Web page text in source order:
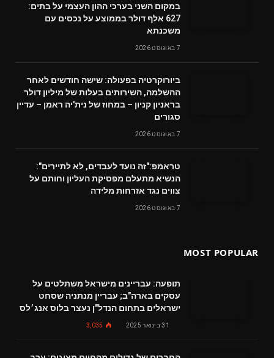
במקום השני בערכי ההון העצמי על בתים:
627 אלף דולר בממוצע על נכסים עם
משכנתא
7 באוגוסט 2026
ביורוקרטיה בפעולה: שישה חודשים לאחר
ההשלמה, השירותים בעלות של מיליון דולר
בראניון קניון – במחוז של נית'יה ראמן – עדיין
סגורים
7 באוגוסט 2026
טראמפ:"זה נועד לעבדים, לא לתיירים":
הנשיא מתעלם מפסיקת העליון וחותם על
צווים נגד אזרחות מלידה
7 באוגוסט 2026
MOST POPULAR
תופעה: עבריינים מישראל משתלטים על
עסקים בארה"ב; עבריין מנתניה שסחט
ישראלים בתחום הנדל"ן נעצר בלוס אנג׳לס
31 בינואר 2025 3,035